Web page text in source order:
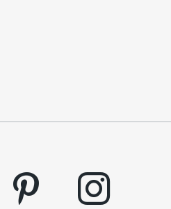
pinterest instagram